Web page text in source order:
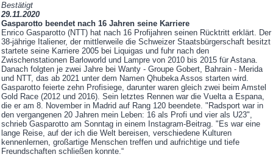
Bestätigt
29.11.2020
Gasparotto beendet nach 16 Jahren seine Karriere
Enrico Gasparotto (NTT) hat nach 16 Profijahren seinen Rücktritt erklärt. Der
38-jährige Italiener, der mittlerweile die Schweizer Staatsbürgerschaft besitzt
startete seine Karriere 2005 bei Liquigas und fuhr nach den
Zwischenstationen Barloworld und Lampre von 2010 bis 2015 für Astana.
Danach folgten je zwei Jahre bei Wanty - Groupe Gobert, Bahrain - Merida
und NTT, das ab 2021 unter dem Namen Qhubeka Assos starten wird.
Gasparotto feierte zehn Profisiege, darunter waren gleich zwei beim Amstel
Gold Race (2012 und 2016). Sein letztes Rennen war die Vuelta a Espana,
die er am 8. November in Madrid auf Rang 120 beendete. "Radsport war in
den vergangenen 20 Jahren mein Leben: 16 als Profi und vier als U23",
schrieb Gasparotto am Sonntag in einem Instagram-Beitrag. "Es war eine
lange Reise, auf der ich die Welt bereisen, verschiedene Kulturen
kennenlernen, großartige Menschen treffen und aufrichtige und tiefe
Freundschaften schließen konnte.“